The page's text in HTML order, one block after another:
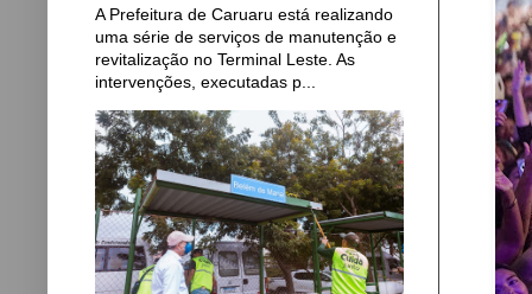
A Prefeitura de Caruaru está realizando
uma série de serviços de manutenção e
revitalização no Terminal Leste. As
intervenções, executadas p...